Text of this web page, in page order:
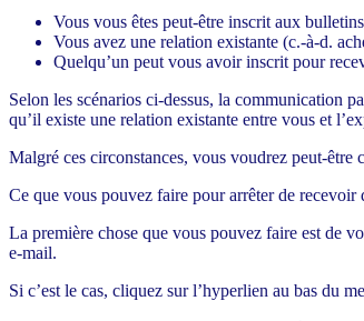
Vous vous êtes peut-être inscrit aux
Vous avez une relation existante (c.-à-d.
Quelqu’un peut vous avoir inscrit pour
Selon les scénarios ci-dessus, la communication
qu’il existe une relation existante entre vous et
Malgré ces circonstances, vous voudrez peut-être
Ce que vous pouvez faire pour arrêter de
La première chose que vous pouvez faire est de
e-mail.
Si c’est le cas, cliquez sur l’hyperlien au bas du